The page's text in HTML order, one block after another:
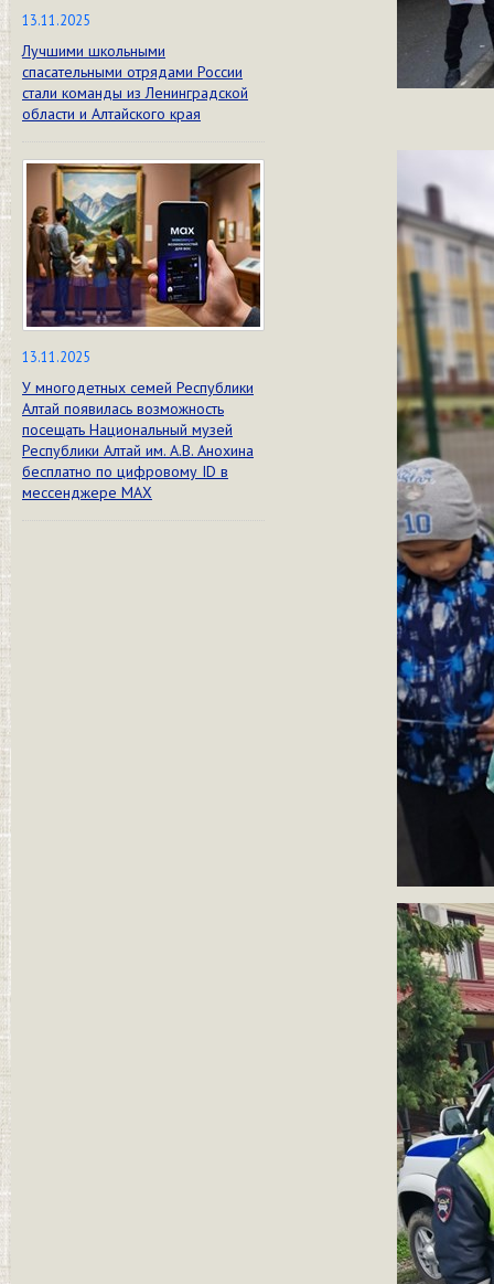
13.11.2025
Лучшими школьными
спасательными отрядами России
стали команды из Ленинградской
области и Алтайского края
13.11.2025
У многодетных семей Республики
Алтай появилась возможность
посещать Национальный музей
Республики Алтай им. А.В. Анохина
бесплатно по цифровому ID в
мессенджере МАХ